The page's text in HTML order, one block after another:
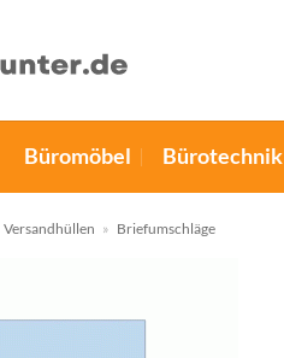
Büromöbel Bürotechnik
Versandhüllen » Briefumschläge